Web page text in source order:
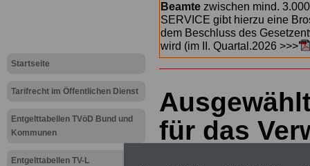
Startseite
Tarifrecht im Öffentlichen Dienst
Entgelttabellen TVöD Bund und
Kommunen
Entgelttabellen TV-L
Beamte zwischen mind.
SERVICE gibt hierzu eine
dem Beschluss des
wird (im II. Quartal.2026 >>>
für das